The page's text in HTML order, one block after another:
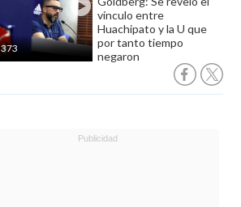
373
vínculo entre
Huachipato y la U que
por tanto tiempo
negaron